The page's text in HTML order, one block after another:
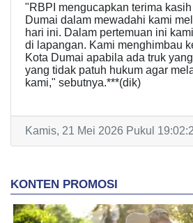
"RBPI mengucapkan terima
Dumai dalam mewadahi kami
hari ini. Dalam pertemuan ini
di lapangan. Kami menghimbau
Kota Dumai apabila ada truk
yang tidak patuh hukum agar
kami," sebutnya.***(dik)
Kamis, 21 Mei 2026 Pukul